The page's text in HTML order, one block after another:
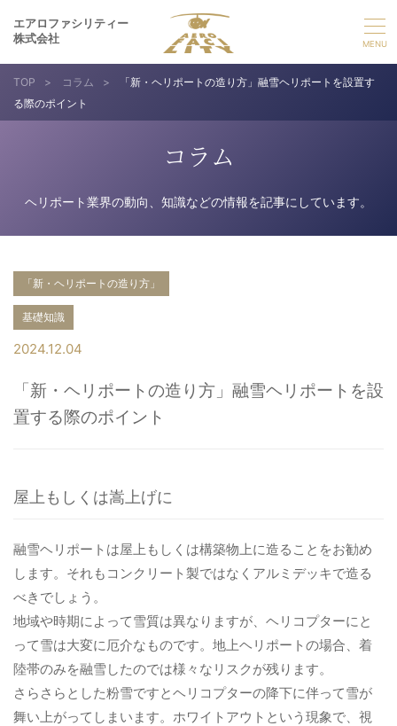
エアロファシリティー
株式会社
選ばれる理由
実績紹介
採用情報
自治体関係者の方
設計及び建築関係者の方
English
TOP > コラム >
「新・ヘリポートの造り方」融雪ヘリポートを設置す
る際のポイント
コラム
ヘリポート業界の動向、知識などの情報を記事にしています。
「新・ヘリポートの造り方」
基礎知識
2024.12.04
「新・ヘリポートの造り方」融雪ヘリポートを設
置する際のポイント
屋上もしくは嵩上げに
融雪ヘリポートは屋上もしくは構築物上に造ることをお勧め
します。それもコンクリート製ではなくアルミデッキで造る
べきでしょう。
地域や時期によって雪質は異なりますが、ヘリコプターにと
って雪は大変に厄介なものです。地上ヘリポートの場合、着
陸帯のみを融雪したのでは様々なリスクが残ります。
さらさらとした粉雪ですとヘリコプターの降下に伴って雪が
舞い上がってしまいます。ホワイトアウトという現象で、視